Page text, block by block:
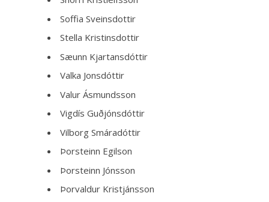
Soffia Sveinsdottir
Stella Kristinsdottir
Sæunn Kjartansdóttir
Valka Jonsdóttir
Valur Ásmundsson
Vigdís Guðjónsdóttir
Vilborg Smáradóttir
Þorsteinn Egilson
Þorsteinn Jónsson
Þorvaldur Kristjánsson